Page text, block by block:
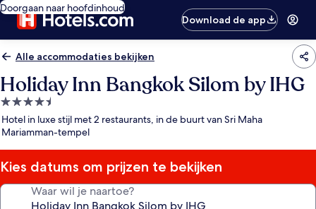
Doorgaan naar hoofdinhoud
Download de app
Alle accommodaties bekijken
Holiday Inn Bangkok Silom by IHG
4.5-
sterrenaccommodatie
Hotel in luxe stijl met 2 restaurants, in de buurt van Sri Maha
Mariamman-tempel
Kies datums om prijzen te bekijken
Waar wil je naartoe?